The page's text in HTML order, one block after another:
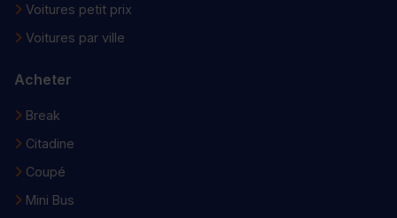
Voitures petit prix
Voitures par ville
Acheter
Break
Citadine
Coupé
Mini Bus